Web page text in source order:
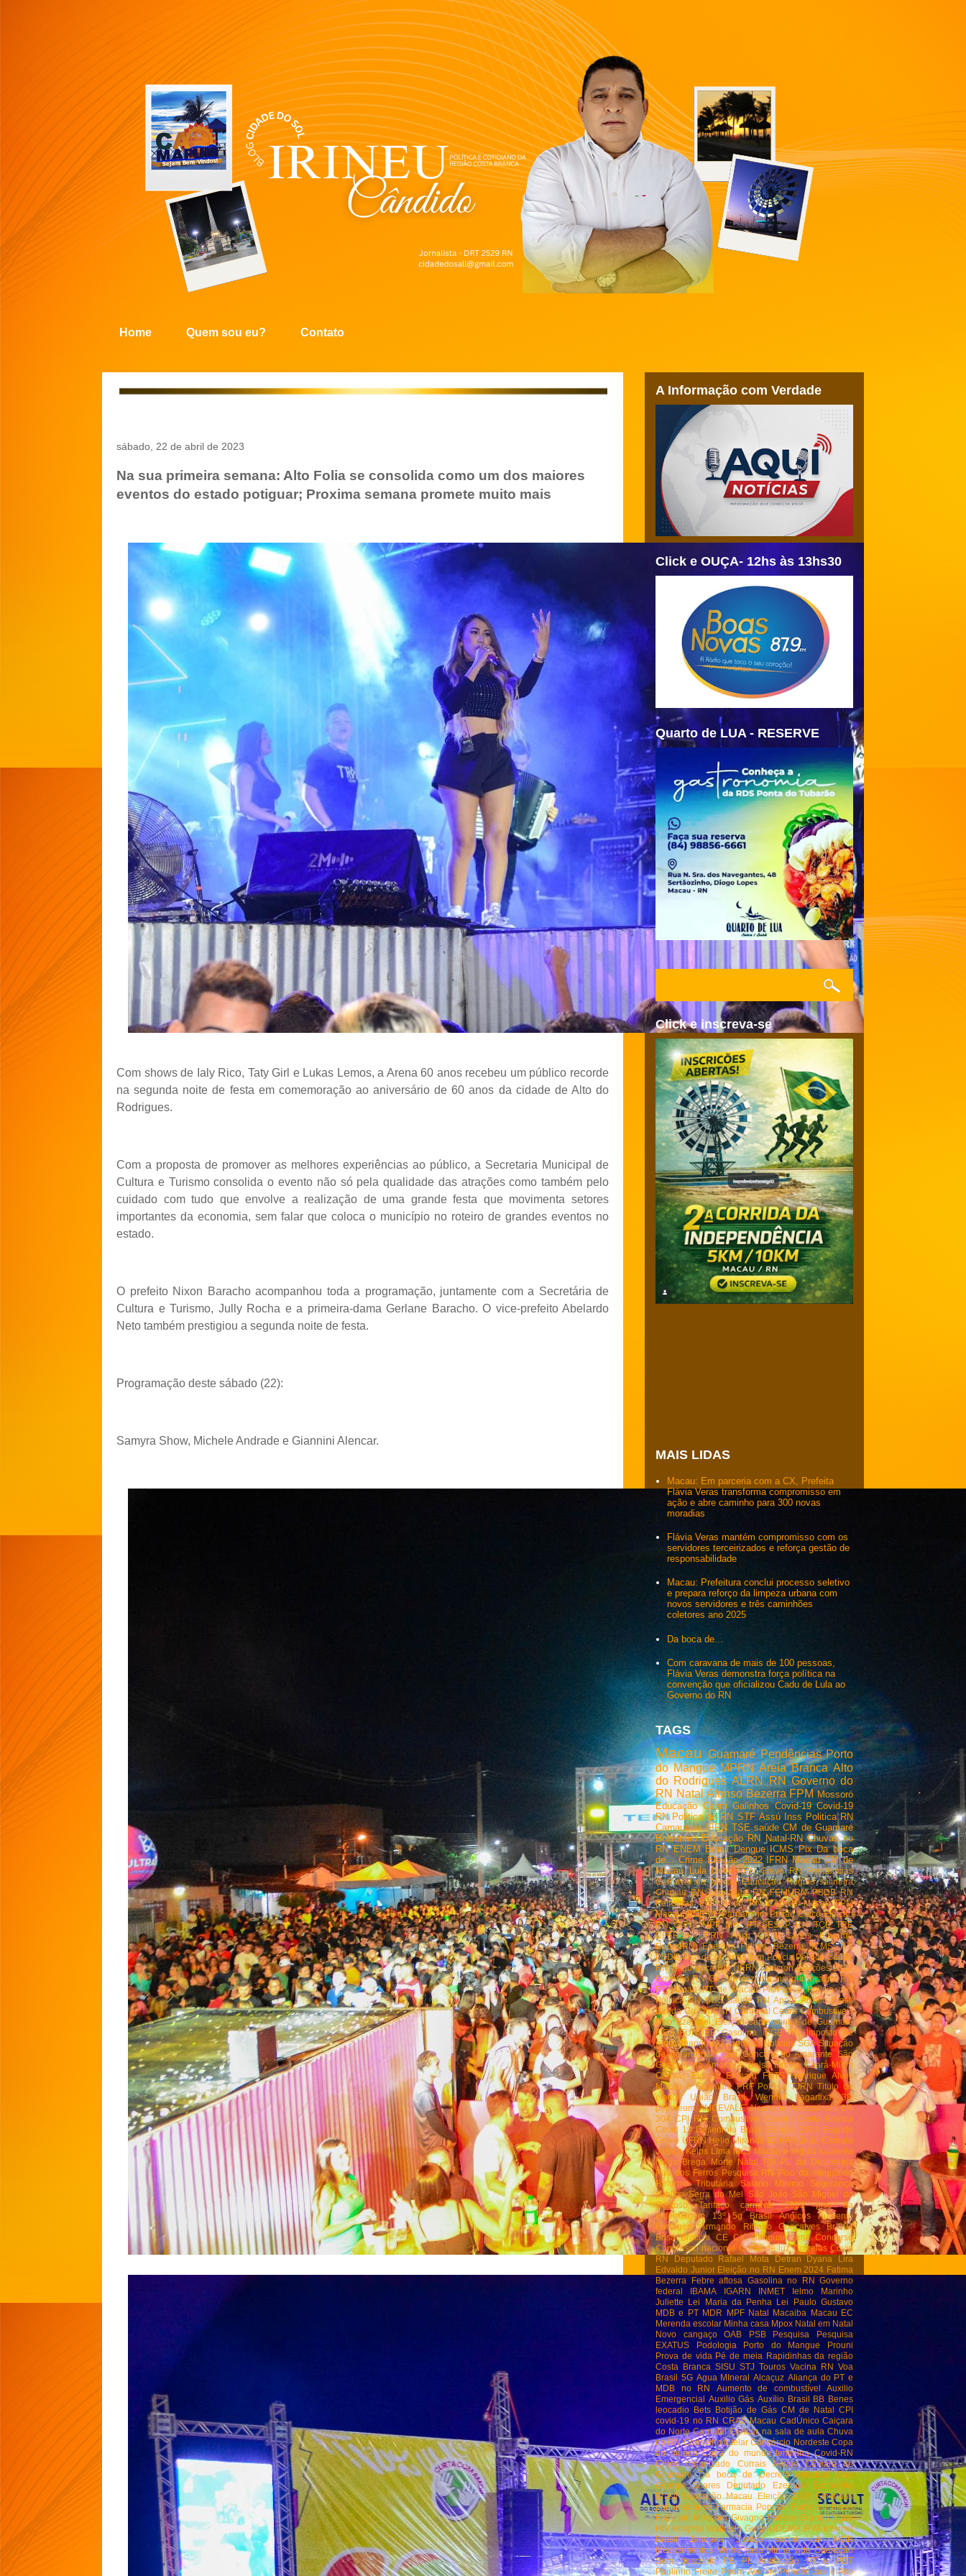
Home Quem sou eu? Contato
sábado, 22 de abril de 2023
Na sua primeira semana: Alto Folia se consolida como um dos maiores
eventos do estado potiguar; Proxima semana promete muito mais
Com shows de Ialy Rico, Taty Girl e Lukas Lemos, a Arena 60 anos recebeu um público recorde
na segunda noite de festa em comemoração ao aniversário de 60 anos da cidade de Alto do
Rodrigues.
Com a proposta de promover as melhores experiências ao público, a Secretaria Municipal de
Cultura e Turismo consolida o evento não só pela qualidade das atrações como também pelo
cuidado com tudo que envolve a realização de uma grande festa que movimenta setores
importantes da economia, sem falar que coloca o município no roteiro de grandes eventos no
estado.
O prefeito Nixon Baracho acompanhou toda a programação, juntamente com a Secretária de
Cultura e Turismo, Jully Rocha e a primeira-dama Gerlane Baracho. O vice-prefeito Abelardo
Neto também prestigiou a segunda noite de festa.
Programação deste sábado (22):
Samyra Show, Michele Andrade e Giannini Alencar.
A Informação com Verdade
Click e OUÇA- 12hs às 13hs30
Quarto de LUA - RESERVE
Click e inscreva-se
MAIS LIDAS
Macau: Em parceria com a CX, Prefeita
Flávia Veras transforma compromisso em
ação e abre caminho para 300 novas
moradias
Flávia Veras mantém compromisso com os
servidores terceirizados e reforça gestão de
responsabilidade
Macau: Prefeitura conclui processo seletivo
e prepara reforço da limpeza urbana com
novos servidores e três caminhões
coletores ano 2025
Da boca de...
Com caravana de mais de 100 pessoas,
Flávia Veras demonstra força política na
convenção que oficializou Cadu de Lula ao
Governo do RN
TAGS
Macau Guamaré Pendências Porto
do Mangue MPRN Areia Branca Alto
do Rodrigues ALRN RN Governo do
RN Natal Afonso Bezerra FPM Mossoró
Educação Caern Galinhos Covid-19 Covid-19
RN Politica do RN STF Assú Inss Politica RN
Carnaubais IFRN TSE saúde CM de Guamaré
Bolsonaro Educação RN Natal-RN Chuvas no
RN ENEM Brasil Dengue ICMS Pix Da boca
de... Crime Eleição 2022 IFRN Macau CM de
Macau Lula Detran RN Greve RN Pendencias
Carnaval de Macau Educaçao Região salineira
Chuvas RN Educaçao RN FEMURN PSDB RN
Petrobras Política do RN CAERN Macau FPM
Macau IBGE PF Parnamirim Prisão Caicó Eleição
RN Greve MPF Mec PT SESAP RN TCE TRE
UFERSA
UFRN Assu CNM
Carlos Eduardo
DetranRN
Energia Fátima Bezerra
ICMS RN
PSDB Piso de enfermagem Policia Politica Saúde
RN Segurança RN UERN Ômicron Eleições 2022
Governo RN Gás de cozinha Insegurança no RN
PT Macau PT de Macau Pis/Pasep Policia civil
Política RN SUS Saude RN Apodi Auxilio Brasil
Banda Grafith CNH Carnaval Ceará Combustiveis
Dep Ezequiel Eleição suplementar de Guamaré
FIES
FUNDEB Gasolina IBGE RN
Imposto de
renda Ipanguaçu Jandaira Notícias SGA Situação
de emergência São Goncalo do Amarante São
Gonçalo do Amarante Bolsa família Ceará-Mirim
Chuvas
Eleição Emparn FGTS Henrique Alves
Macau e Guamaré PRF Política TJRN Titulo de
eleitor
União Brasil Wendel Lagartixa
3R
petroleum AMCEVALE Alcanorte Assassinato BR
304 CPI RN Combustivel Cosern Costa Branca
Covid 19 Desenrola Brasil Eleição 2024 Esporte
Greve UFRN Helio Miranda IDIARN João Câmara
Justiça Kelps Lima MCJ Macau e região salineira
Mega Brega
Morte Natal RN
PL da Dosimetria
Pau dos Ferros Pesquisa RN Piso do magistério
Reforma Tributária
Salario Minimo
Segurança
pública Serra do Mel São João
São Miguel do
Gostoso
Tarifaço carnaval 2022
piso da
enfermagem
13º 5g Brasil Angicos
Aumento
Barragem Armando Ribeiro Gonçalves
Br-304
Brisa Bracchi CE CX Canguaretama Concurso
Congresso nacional Conta de luz Correios Covid
RN
Deputado Rafael Mota Detran
Dyana Lira
Edvaldo Junior Eleição no RN Enem 2024 Fatima
Bezerra
Febre aftosa Gasolina no RN Governo
federal
IBAMA IGARN INMET
Ielmo Marinho
Juliette Lei Maria da Penha
Lei Paulo Gustavo
MDB e PT MDR MPF Natal Macaiba
Macau EC
Merenda escolar Minha casa Mpox Natal em Natal
Novo cangaço
OAB PSB Pesquisa
Pesquisa
EXATUS
Podologia Porto do Mangue
Prouni
Prova de vida Pé de meia Rapidinhas da região
Costa Branca SISU STJ Touros Vacina RN Voa
Brasil 5G Agua MIneral Alcaçuz Aliança do PT e
MDB no RN
Aumento de combustível
Auxilio
Emergencial Auxilio Gás Auxílio Brasil BB Benes
leocadio Bets Botijão de Gás CM de Natal CPI
covid-19 no RN CRAS Macau CadÚnico Caiçara
do Norte Carnatal Celular na sala de aula Chuva
no RN Conselho tutelar Consórcio Nordeste Copa
do mundo Copa do mundo feminina Covid-RN
Crime organizado
Currais Novos
Câmara de
Guamaré
Da boca de Decreto estadual
Dep
George Soares
Deputado Ezequiel
Economia
Brasil Educação Macau Eleição 2026
Emendas
parlamentares Farmacia Popular Fome no Brasil
Fuga em Mossoró Givagno Patrese Grande Natal
HIV Hospital Walfredo Gurgel IDEMA IPVA Internet
Brasil
Jandaíra Justiça social Lei
MDB
Medicamentos Minha casa Minha vida Operação
Sem desconto
PB PL Antifacção
PT e PDT
Paulinho Freire Pedro Avelino Pendências e Alto